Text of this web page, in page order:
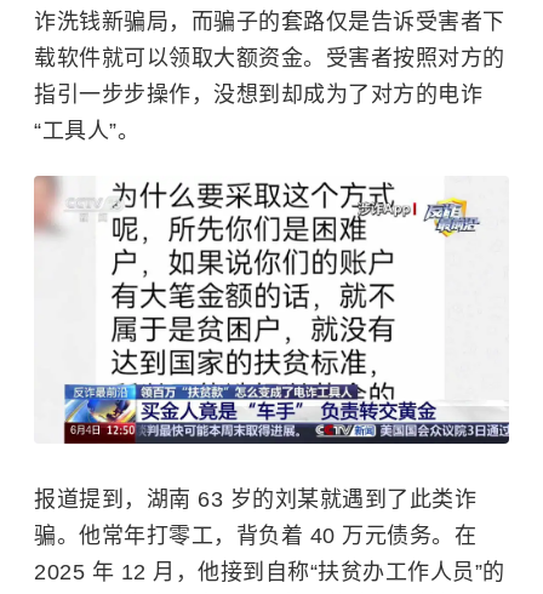
诈洗钱新骗局，而骗子的套路仅是告诉受害者下
载软件就可以领取大额资金。受害者按照对方的
指引一步步操作，没想到却成为了对方的电诈
“工具人”。
报道提到，湖南 63 岁的刘某就遇到了此类诈
骗。他常年打零工，背负着 40 万元债务。在
2025 年 12 月，他接到自称“扶贫办工作人员”的